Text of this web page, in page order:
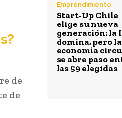
de
de
Emprendimiento
Start-Up Chile
elige su nueva
generación: la
domina, pero la
economía
se abre paso
las 59 elegidas